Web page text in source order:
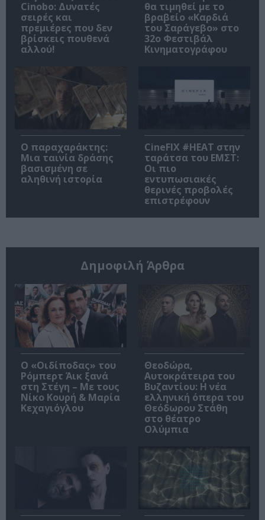
Cinobo: Δυνατές
σειρές και
πρεμιέρες που δεν
βρίσκεις πουθενά
αλλού!
θα τιμηθεί με το
βραβείο «Καρδιά
του Σαράγεβο» στο
32ο Φεστιβάλ
Κινηματογράφου
Ο παραχαράκτης:
Μια ταινία δράσης
βασισμένη σε
αληθινή ιστορία
CineFIX #ΗΕΑΤ στην
ταράτσα του ΕΜΣΤ:
Οι πιο
εντυπωσιακές
θερινές προβολές
επιστρέφουν
Δημοφιλή Άρθρα
O «Οιδίποδας» του
Ρόμπερτ Άικ ξανά
στη Στέγη – Με τους
Νίκο Κουρή & Μαρία
Κεχαγιόγλου
Θεοδώρα,
Αυτοκράτειρα του
Βυζαντίου: Η νέα
ελληνική όπερα του
Θεόδωρου Στάθη
στο θέατρο
Ολύμπια